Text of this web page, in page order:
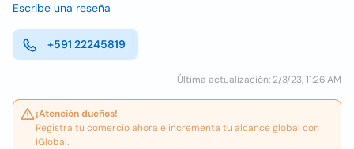
Escribe una reseña
+591 22245819
Última actualización: 2/3/23, 11:26 AM
¡Atención dueños!
Registra tu comercio ahora e incrementa tu alcance global con
iGlobal.